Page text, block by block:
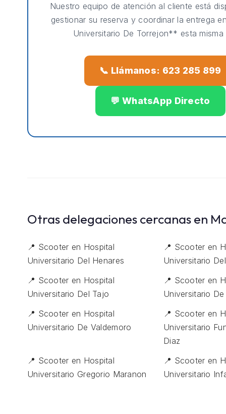
Nuestro equipo de atención al cliente está
gestionar su reserva y coordinar la entrega
Universitario De Torrejon** esta misma
📞 Llámanos: 623 285 899
💬 WhatsApp Directo
Otras delegaciones cercanas en
📍 Scooter en Hospital
Universitario Del Henares
📍 Scooter en
Universitario
📍 Scooter en Hospital
Universitario Del Tajo
📍 Scooter en
Universitario
📍 Scooter en Hospital
Universitario De Valdemoro
📍 Scooter en
Universitario
Diaz
📍 Scooter en Hospital
Universitario Gregorio Maranon
📍 Scooter en
Universitario